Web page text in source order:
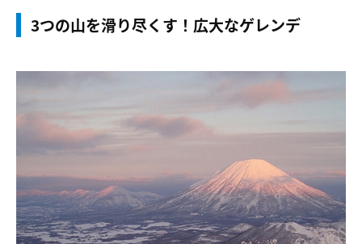
3つの山を滑り尽くす！広大なゲレンデ